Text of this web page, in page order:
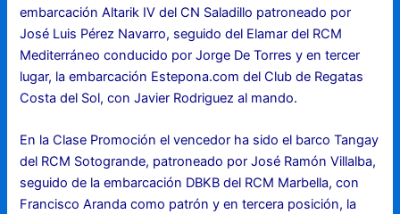
embarcación Altarik IV del CN Saladillo patroneado por
José Luis Pérez Navarro, seguido del Elamar del RCM
Mediterráneo conducido por Jorge De Torres y en tercer
lugar, la embarcación Estepona.com del Club de Regatas
Costa del Sol, con Javier Rodriguez al mando.
En la Clase Promoción el vencedor ha sido el barco Tangay
del RCM Sotogrande, patroneado por José Ramón Villalba,
seguido de la embarcación DBKB del RCM Marbella, con
Francisco Aranda como patrón y en tercera posición, la